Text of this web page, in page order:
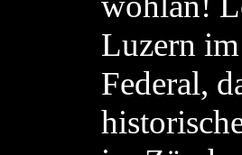
Luzern
Federal,